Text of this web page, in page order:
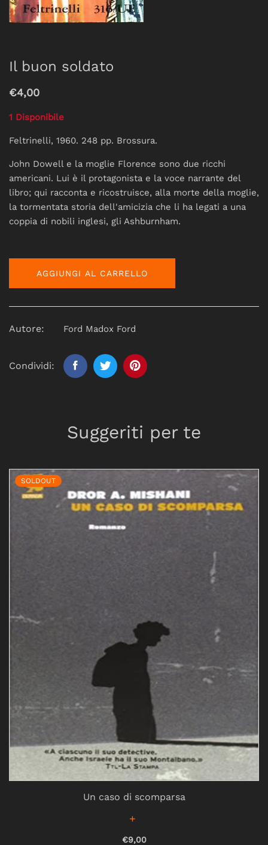
Il buon soldato
€4,00
1 Disponibile
Feltrinelli, 1960. 248 pp. Brossura.
John Dowell e la moglie Florence sono due ricchi
americani. Lui è il protagonista e la voce narrante del
libro; qui racconta e ricostruisce, alla morte della moglie,
la tormentata storia dell'amicizia che li ha legati a una
coppia di nobili inglesi, gli Ashburnham.
AGGIUNGI AL CARRELLO
Autore: Ford Madox Ford
Condividi:
Suggeriti per te
SOLDOUT
Un caso di scomparsa
€9,00